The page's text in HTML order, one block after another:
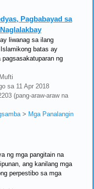
Pagbabayad sa
liwanag sa ilang
batas ay
ng
sa 11 Apr 2018
(pang-araw-araw na
> Mga Panalangin
ng mga pangitain na
ang kanilang mga
perpestibo sa mga